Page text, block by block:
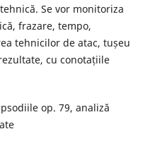
Se vor monitoriza
frazare, tempo,
tehnicilor de atac, tușeu
cu conotațiile
op. 79, analiză